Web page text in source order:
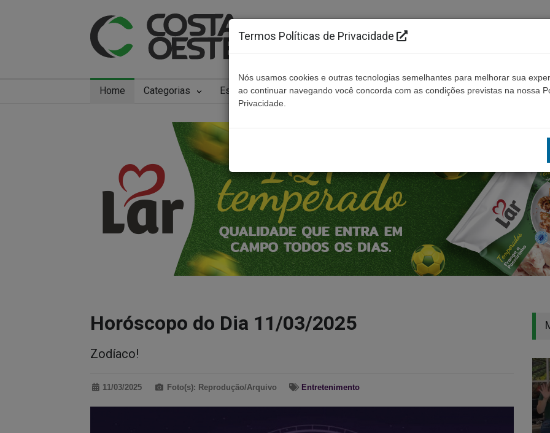
Home Categorias Especiais Cidades Ouça ao vivo Contato Não
Horóscopo do Dia 11/03/2025
Zodíaco!
11/03/2025 Foto(s): Reprodução/Arquivo Entretenimento
Termos Políticas de Privacidade
Nós usamos cookies e outras tecnologias semelhantes para melhorar sua
ao continuar navegando você concorda com as condições previstas na nossa
Privacidade.